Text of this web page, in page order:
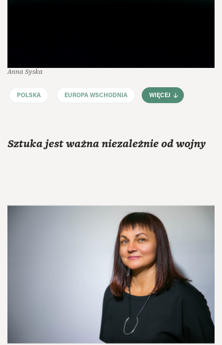
Anna Syska
POLSKA EUROPA WSCHODNIA WIĘCEJ
Sztuka jest ważna niezależnie od wojny